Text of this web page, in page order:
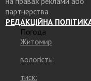
партнерства
РЕДАКЦІЙНА
Погода
Житомир
вологість:
тиск: